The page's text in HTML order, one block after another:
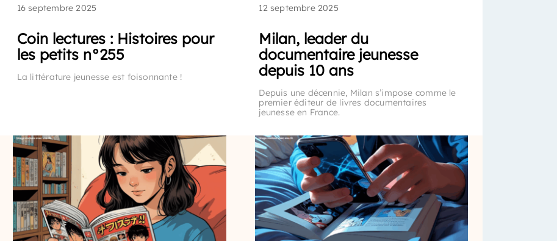
16 septembre 2025
Coin lectures : Histoires pour
les petits n°255
La littérature jeunesse est foisonnante !
12 septembre 2025
Milan, leader du
documentaire jeunesse
depuis 10 ans
Depuis une décennie, Milan s’impose comme le
premier éditeur de livres documentaires
jeunesse en France.